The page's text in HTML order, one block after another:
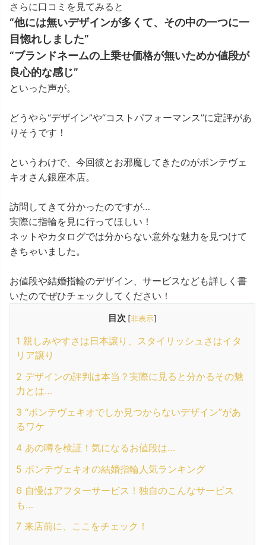
さらに口コミを見てみると
“他には無いデザインが多くて、その中の一つに一
目惚れしました”
“ブランドネームの上乗せ価格が無いためか値段が
良心的な感じ”
といった声が。
どうやら“デザイン”や“コストパフォーマンス”に定評があ
りそうです！
というわけで、今回彼とお邪魔してきたのがポンテヴェ
キオさん銀座本店。
訪問してきて分かったのですが…
実際に指輪を見に行ってほしい！
ネットやカタログでは分からない意外な魅力を見つけて
きちゃいました。
お値段や結婚指輪のデザイン、サービスなども詳しく書
いたのでぜひチェックしてください！
目次 [非表示]
1 親しみやすさは日本譲り、スタイリッシュさはイタ
リア譲り
2 デザインの評判は本当？実際に見ると分かるその魅
力とは…
3 “ポンテヴェキオでしか見つからないデザイン”があ
るワケ
4 あの噂を検証！気になるお値段は…
5 ポンテヴェキオの結婚指輪人気ランキング
6 自慢はアフターサービス！独自のこんなサービス
も…
7 来店前に、ここをチェック！